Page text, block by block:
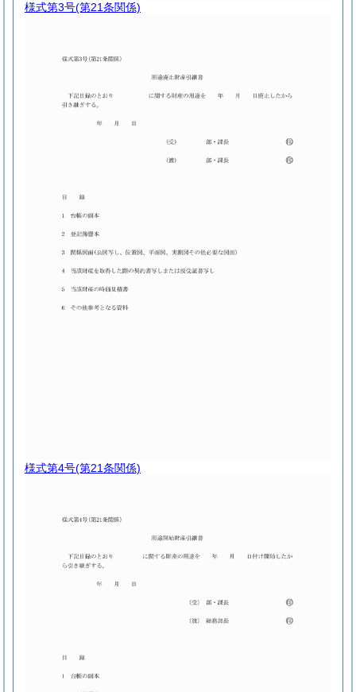
様式第3号(第21条関係)
様式第4号(第21条関係)